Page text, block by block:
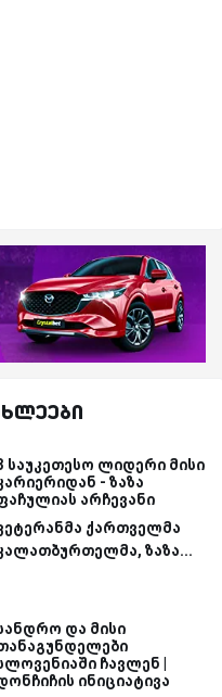
საუკეთესო ლიდერი მისი
- ზაზა
არჩევანი
ქართველმა
ზაზა...
და მისი
ჩავლენ |
ინიციატივა